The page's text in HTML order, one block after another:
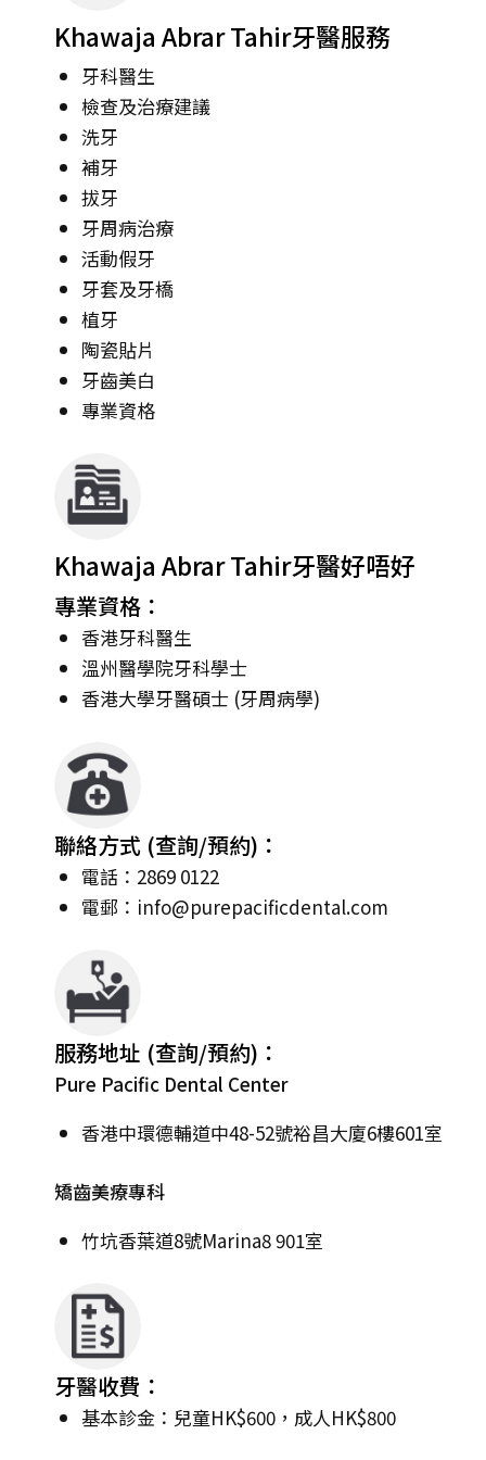
Khawaja Abrar Tahir牙醫服務
牙科醫生
檢查及治療建議
洗牙
補牙
拔牙
牙周病治療
活動假牙
牙套及牙橋
植牙
陶瓷貼片
牙齒美白
專業資格
Khawaja Abrar Tahir牙醫好唔好
專業資格：
香港牙科醫生
溫州醫學院牙科學士
香港大學牙醫碩士 (牙周病學)
聯絡方式 (查詢/預約)：
電話：2869 0122
電郵： info@purepacificdental.com
服務地址 (查詢/預約)：
Pure Pacific Dental Center
香港中環德輔道中48-52號裕昌大廈6樓601室
矯齒美療專科
竹坑香葉道8號Marina8 901室
牙醫收費：
基本診金：兒童HK$600，成人HK$800